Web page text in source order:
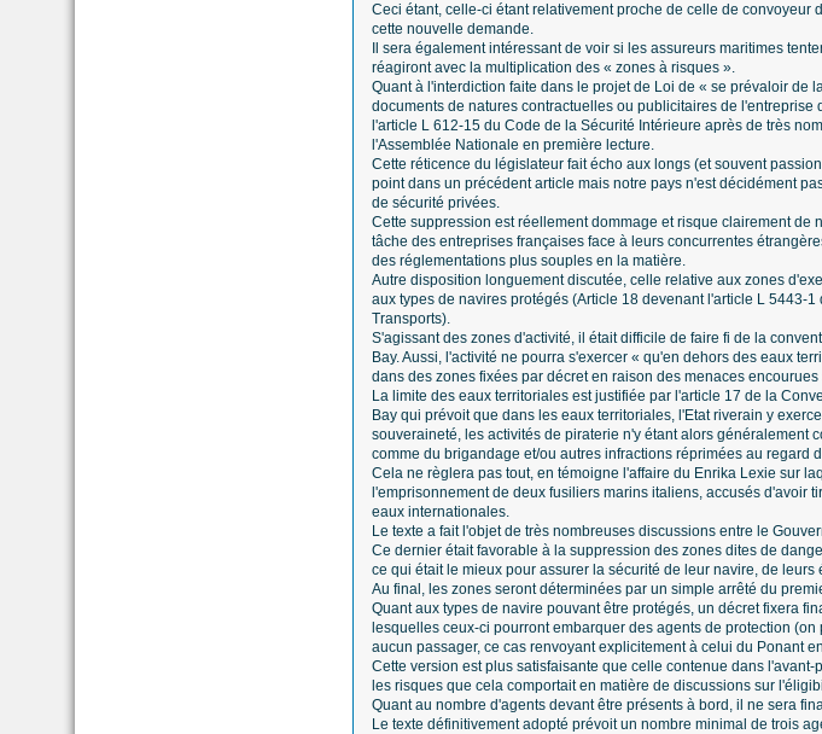
Ceci étant, celle-ci étant relativement proche de celle de
cette nouvelle demande.
Il sera également intéressant de voir si les assureurs maritimes
réagiront avec la multiplication des « zones à risques ».
Quant à l'interdiction faite dans le projet de Loi de « se prévaloir
documents de natures contractuelles ou publicitaires de
l'article L 612-15 du Code de la Sécurité Intérieure après de très
l'Assemblée Nationale en première lecture.
Cette réticence du législateur fait écho aux longs (et souvent
point dans un précédent article mais notre pays n'est décidément
de sécurité privées.
Cette suppression est réellement dommage et risque clairement de
tâche des entreprises françaises face à leurs concurrentes
des réglementations plus souples en la matière.
Autre disposition longuement discutée, celle relative aux zones
aux types de navires protégés (Article 18 devenant l'article L 5443-1
Transports).
S'agissant des zones d'activité, il était difficile de faire fi de la
Bay. Aussi, l'activité ne pourra s'exercer « qu'en dehors des eaux
dans des zones fixées par décret en raison des menaces encourues
La limite des eaux territoriales est justifiée par l'article 17 de la
Bay qui prévoit que dans les eaux territoriales, l'Etat riverain y
souveraineté, les activités de piraterie n'y étant alors généralement
comme du brigandage et/ou autres infractions réprimées au regard
Cela ne règlera pas tout, en témoigne l'affaire du Enrika Lexie sur
l'emprisonnement de deux fusiliers marins italiens, accusés d'avoir
eaux internationales.
Le texte a fait l'objet de très nombreuses discussions entre le
Ce dernier était favorable à la suppression des zones dites de
ce qui était le mieux pour assurer la sécurité de leur navire, de
Au final, les zones seront déterminées par un simple arrêté du
Quant aux types de navire pouvant être protégés, un décret fixera
lesquelles ceux-ci pourront embarquer des agents de protection
aucun passager, ce cas renvoyant explicitement à celui du Ponant
Cette version est plus satisfaisante que celle contenue dans
les risques que cela comportait en matière de discussions sur
Quant au nombre d'agents devant être présents à bord, il ne sera
Le texte définitivement adopté prévoit un nombre minimal de trois